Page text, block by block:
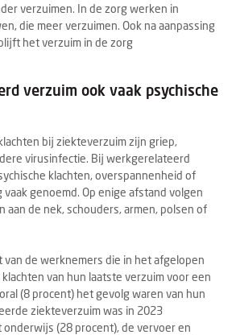
verzuimen. In de zorg werken in
die meer verzuimen. Ook na aanpassing
het verzuim in de zorg
verzuim ook vaak psychische
bij ziekteverzuim zijn griep,
virusinfectie. Bij werkgerelateerd
klachten, overspannenheid of
genoemd. Op enige afstand volgen
aan de nek, schouders, armen, polsen of
van de werknemers die in het afgelopen
van hun laatste verzuim voor een
(8 procent) het gevolg waren van hun
ziekteverzuim was in 2023
(28 procent), de vervoer en